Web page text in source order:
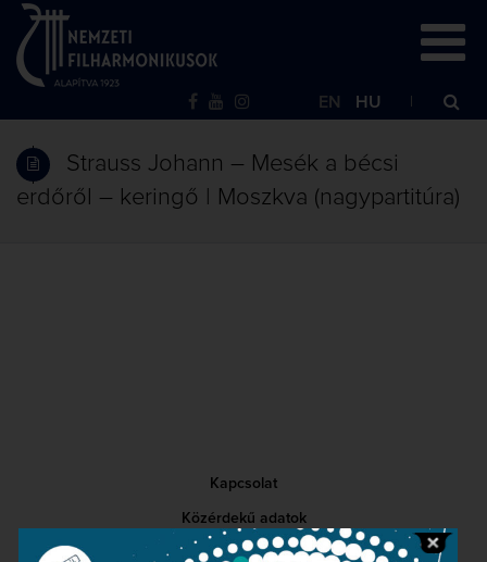
EN HU
Strauss Johann – Mesék a bécsi
erdőről – keringő | Moszkva (nagypartitúra)
Kapcsolat
Közérdekű adatok
Sajtószoba